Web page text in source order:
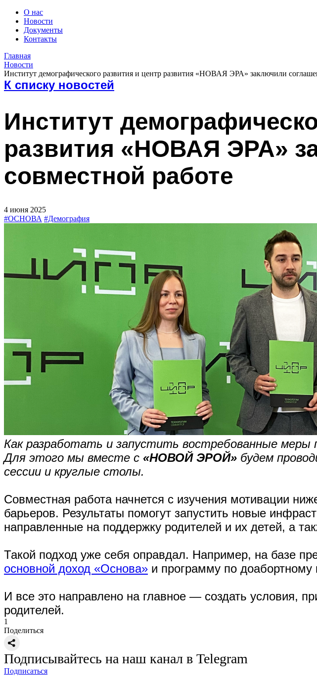
О нас
Новости
Документы
Контакты
Главная
Новости
Институт демографического развития и центр развития «НОВАЯ ЭРА» заключили
К списку новостей
Институт
развития «НОВАЯ ЭРА»
совместной работе
4 июня 2025
#ОСНОВА #Демография
Как разработать и запустить востребованные меры
Для этого мы вместе с «НОВОЙ ЭРОЙ» будем
сессии и круглые столы.
Совместная работа начнется с изучения мотивации
барьеров. Результаты помогут запустить новые
направленные на поддержку родителей и их детей, а
Такой подход уже себя оправдал. Например, на базе
основной доход «Основа» и программу по доабортному
И все это направлено на главное — создать условия,
родителей.
1
Поделиться
Подписывайтесь на наш канал в Telegram
Подписаться